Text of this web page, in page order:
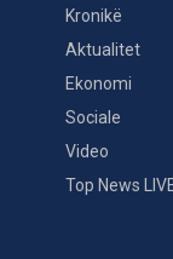
Kronikë
Aktualitet
Ekonomi
Sociale
Video
Top News